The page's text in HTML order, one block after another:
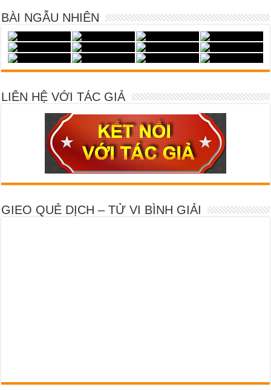
BÀI NGẪU NHIÊN
LIÊN HỆ VỚI TÁC GIẢ
GIEO QUẺ DỊCH – TỬ VI BÌNH GIẢI